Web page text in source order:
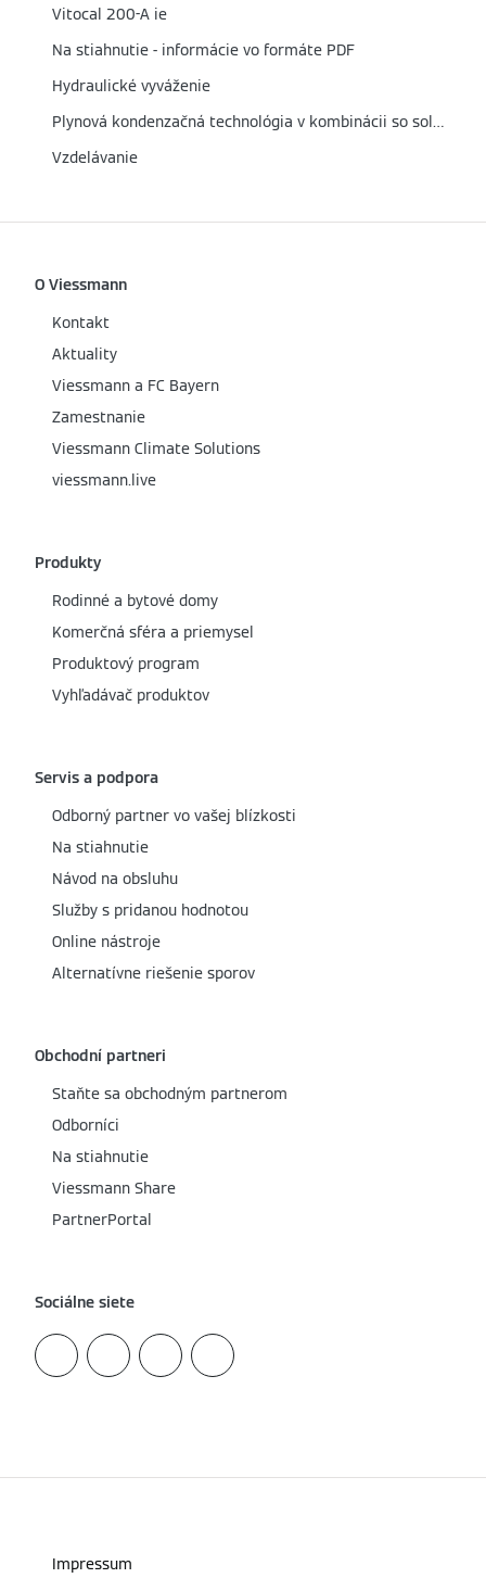
Vitocal 200-A ie
Na stiahnutie - informácie vo formáte PDF
Hydraulické vyváženie
Plynová kondenzačná technológia v kombinácii so solárnym termickým systémom
Vzdelávanie
O Viessmann
Kontakt
Aktuality
Viessmann a FC Bayern
Zamestnanie
Viessmann Climate Solutions
viessmann.live
Produkty
Rodinné a bytové domy
Komerčná sféra a priemysel
Produktový program
Vyhľadávač produktov
Servis a podpora
Odborný partner vo vašej blízkosti
Na stiahnutie
Návod na obsluhu
Služby s pridanou hodnotou
Online nástroje
Alternatívne riešenie sporov
Obchodní partneri
Staňte sa obchodným partnerom
Odborníci
Na stiahnutie
Viessmann Share
PartnerPortal
Sociálne siete
Impressum